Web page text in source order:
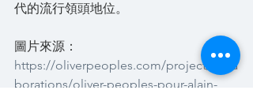
代的流行領頭地位。
圖片來源：
https://oliverpeoples.com/project/colla
borations/oliver-peoples-pour-alain-